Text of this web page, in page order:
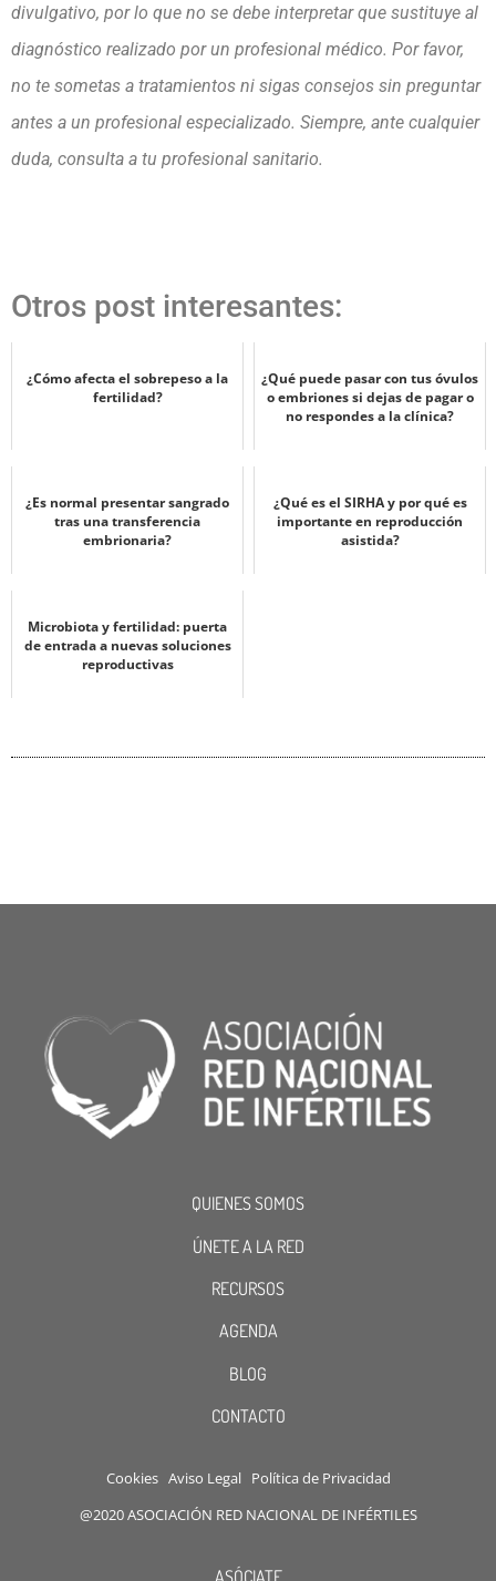
divulgativo, por lo que no se debe interpretar que sustituye al
diagnóstico realizado por un profesional médico. Por favor,
no te sometas a tratamientos ni sigas consejos sin preguntar
antes a un profesional especializado. Siempre, ante cualquier
duda, consulta a tu profesional sanitario.
Otros post interesantes:
¿Cómo afecta el sobrepeso a la
fertilidad?
¿Qué puede pasar con tus óvulos
o embriones si dejas de pagar o
no respondes a la clínica?
¿Es normal presentar sangrado
tras una transferencia
embrionaria?
¿Qué es el SIRHA y por qué es
importante en reproducción
asistida?
Microbiota y fertilidad: puerta
de entrada a nuevas soluciones
reproductivas
QUIENES SOMOS
ÚNETE A LA RED
RECURSOS
AGENDA
BLOG
CONTACTO
Cookies Aviso Legal Política de Privacidad
@2020 ASOCIACIÓN RED NACIONAL DE INFÉRTILES